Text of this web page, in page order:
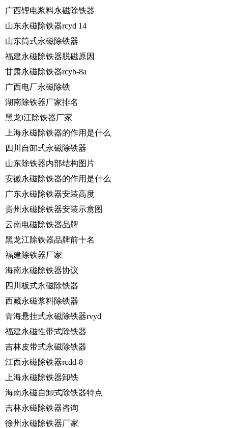
广西锂电浆料永磁除铁器
山东永磁除铁器rcyd 14
山东筒式永磁除铁器
福建永磁除铁器脱磁原因
甘肃永磁除铁器rcyb-8a
广西电厂永磁除铁
湖南除铁器厂家排名
黑龙i江除铁器厂家
上海永磁除铁器的作用是什么
四川自卸式永磁除铁器
山东除铁器内部结构图片
安徽永磁除铁器的作用是什么
广东永磁除铁器安装高度
贵州永磁除铁器安装示意图
云南电磁除铁器品牌
黑龙江除铁器品牌前十名
福建除铁器厂家
海南永磁除铁器协议
四川板式永磁除铁器
西藏永磁浆料除铁器
青海悬挂式永磁除铁器rvyd
福建永磁性带式除铁器
吉林皮带式永磁除铁器
江西永磁除铁器rcdd-8
上海永磁除铁器卸铁
海南永磁自卸式除铁器特点
吉林永磁除铁器咨询
徐州永磁除铁器厂家